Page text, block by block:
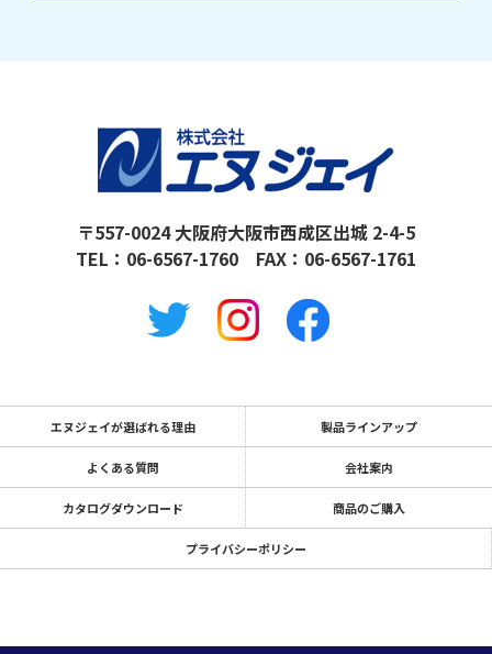
〒557-0024 大阪府大阪市西成区出城 2-4-5
TEL： 06-6567-1760 FAX：06-6567-1761
エヌジェイが選ばれる理由 製品ラインアップ
よくある質問 会社案内
カタログダウンロード 商品のご購入
プライバシーポリシー